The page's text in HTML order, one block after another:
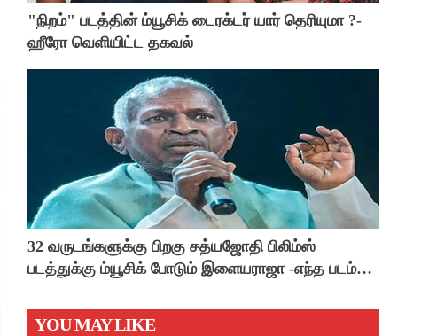
"நிறம்" படத்தின் ம்யூசிக் டைரக்டர் யார் தெரியுமா ?-
ஹீரோ வெளியிட்ட தகவல்
32 வருடங்களுக்கு பிறகு சத்யஜோதி பிலிம்ஸ்
படத்துக்கு ம்யூசிக் போடும் இளையராஜா -எந்த படம்
YOU MAY LIKE